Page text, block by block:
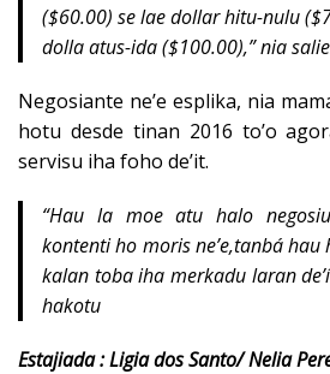
($60.00) se lae dollar hitu-nulu
dolla atus-ida ($100.00),” nia
Negosiante ne’e esplika, nia
hotu desde tinan 2016 to’o
servisu iha foho de’it.
“Hau la moe atu halo
kontenti ho moris ne’e,tanbá
kalan toba iha merkadu laran
hakotu
Estajiada : Ligia dos Santo/ Nelia